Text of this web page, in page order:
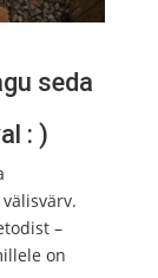
seda
: )
–
on